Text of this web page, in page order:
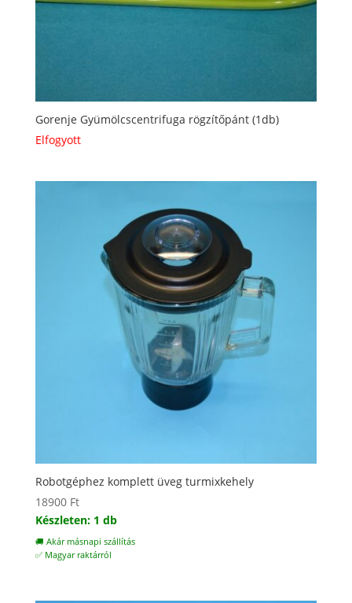
Gorenje Gyümölcscentrifuga rögzítőpánt (1db)
Elfogyott
Robotgéphez komplett üveg turmixkehely
18900 Ft
Készleten: 1 db
🚚 Akár másnapi szállítás
✅ Magyar raktárról